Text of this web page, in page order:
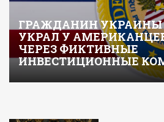
ГРАЖДАНИН УКРАИНЫ
УКРАЛ У
ЧЕРЕЗ ФИКТИВНЫЕ
ИНВЕСТИЦИОННЫЕ